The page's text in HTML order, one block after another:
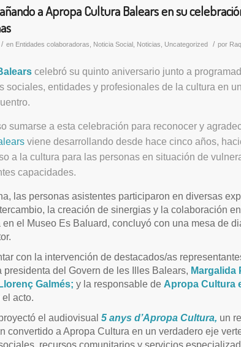
a Apropa Cultura Balears en su
/ en Entidades colaboradoras Noticia Social Noticias Uncategorized / por
celebró su quinto aniversario junto a
sociales, entidades y profesionales de la cultura en
sumarse a esta celebración para reconocer y
viene desarrollando desde hace cinco años,
a la cultura para las personas en situación de
capacidades.
las personas asistentes participaron en diversas
la creación de sinergias y la colaboración
en el Museo Es Baluard, concluyó con una mesa de
con la intervención de destacados/as
presidenta del Govern de les Illes Balears, Margalida
Llorenç Galmés; y la responsable de Apropa Cultura
acto.
el audiovisual 5 anys d’Apropa Cultura, un
convertido a Apropa Cultura en un verdadero eje